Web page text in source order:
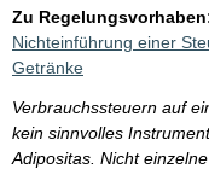
Zu
Nichteinführung einer
Getränke
Verbrauchssteuern auf
kein sinnvolles
Adipositas. Nicht